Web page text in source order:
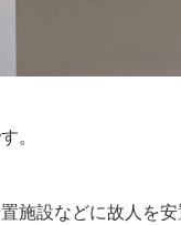
。
施設などに故人を安